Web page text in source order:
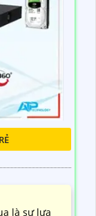
là sự lựa